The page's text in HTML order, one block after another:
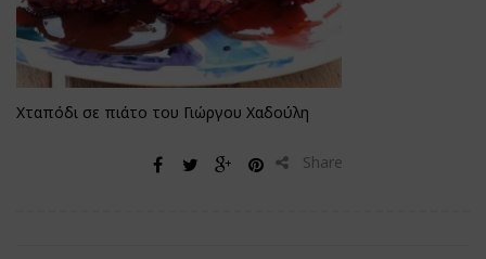
Χταπόδι σε πιάτο του Γιώργου Χαδούλη
Share